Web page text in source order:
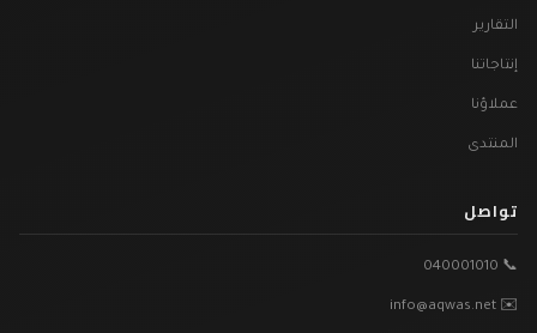
التقارير
إنتاجاتنا
عملاؤنا
المنتدى
تواصل
📞 040001010
✉️ info@aqwas.net